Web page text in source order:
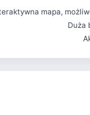
mapa,
Duża